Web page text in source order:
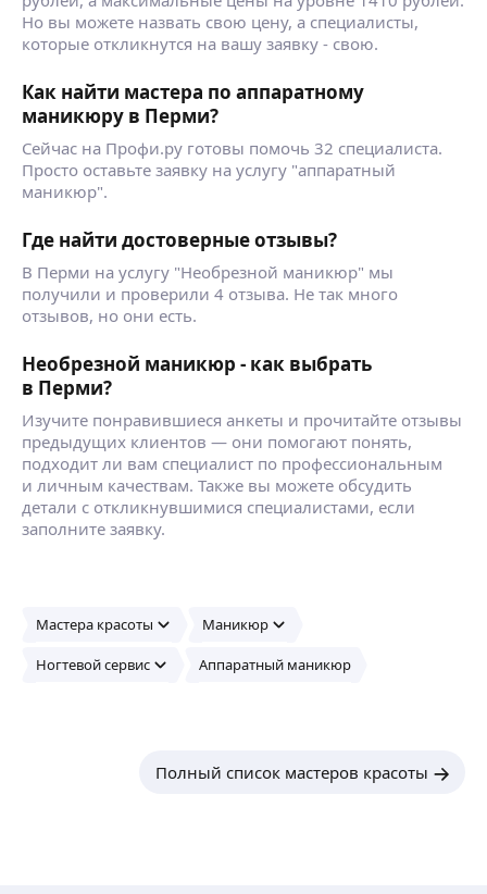
Но вы можете назвать свою цену, а специалисты,
которые откликнутся на вашу заявку - свою.
Как найти мастера по аппаратному
маникюру в Перми?
Сейчас на Профи.ру готовы помочь 32 специалиста.
Просто оставьте заявку на услугу "аппаратный
маникюр".
Где найти достоверные отзывы?
В Перми на услугу "Необрезной маникюр" мы
получили и проверили 4 отзыва. Не так много
отзывов, но они есть.
Необрезной маникюр - как выбрать
в Перми?
Изучите понравившиеся анкеты и прочитайте отзывы
предыдущих клиентов — они помогают понять,
подходит ли вам специалист по профессиональным
и личным качествам. Также вы можете обсудить
детали с откликнувшимися специалистами, если
заполните заявку.
Мастера красоты Маникюр
Ногтевой сервис Аппаратный маникюр
Полный список мастеров красоты